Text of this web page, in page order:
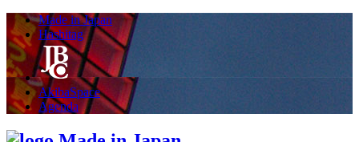
Made in Japan
Hashitag
AkibaSpace
Agenda